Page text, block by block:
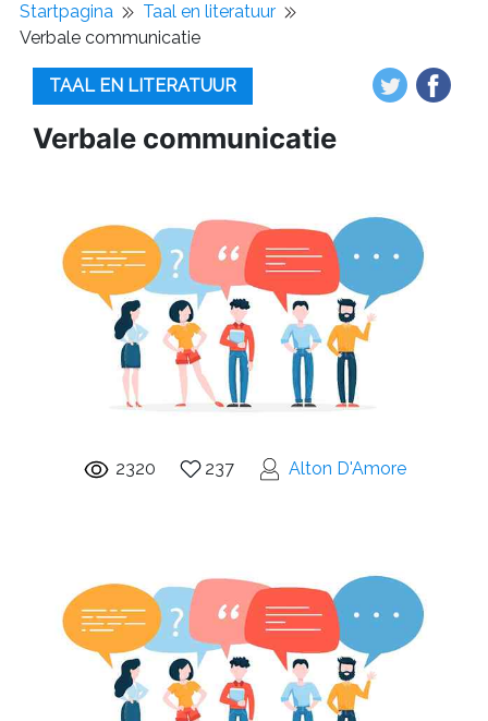
Startpagina
Taal en literatuur
Verbale communicatie
TAAL EN LITERATUUR
Verbale communicatie
2320 237 Alton D'Amore